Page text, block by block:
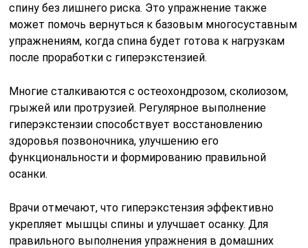
спину без лишнего риска. Это упражнение также
может помочь вернуться к базовым многосуставным
упражнениям, когда спина будет готова к нагрузкам
после проработки с гиперэкстензией.
Многие сталкиваются с остеохондрозом, сколиозом,
грыжей или протрузией. Регулярное выполнение
гиперэкстензии способствует восстановлению
здоровья позвоночника, улучшению его
функциональности и формированию правильной
осанки.
Врачи отмечают, что гиперэкстензия эффективно
укрепляет мышцы спины и улучшает осанку. Для
правильного выполнения упражнения в домашних